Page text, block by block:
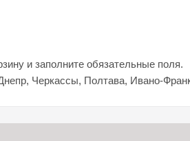
и заполните обязательные поля.
Черкассы, Полтава, Ивано-